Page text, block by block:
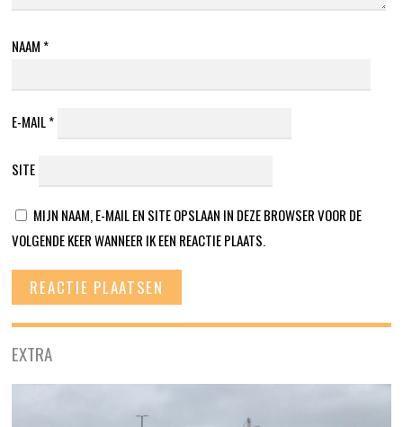
NAAM *
E-MAIL*
SITE
MIJN NAAM, E-MAIL EN SITE OPSLAAN IN DEZE BROWSER VOOR DE
VOLGENDE KEER WANNEER IK EEN REACTIE PLAATS.
EXTRA